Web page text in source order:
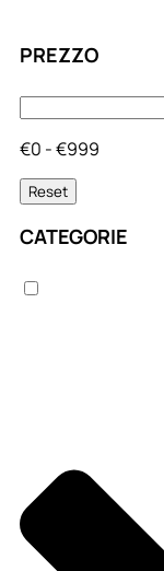
PREZZO
€0 - €999
Reset
CATEGORIE